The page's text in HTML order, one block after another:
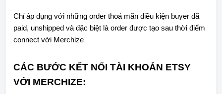
Chỉ áp dụng với những order thoả mãn điều kiện buyer đã
paid, unshipped và đặc biệt là order được tạo sau thời điểm
connect với Merchize
CÁC BƯỚC KẾT NỐI TÀI KHOẢN ETSY
VỚI MERCHIZE: